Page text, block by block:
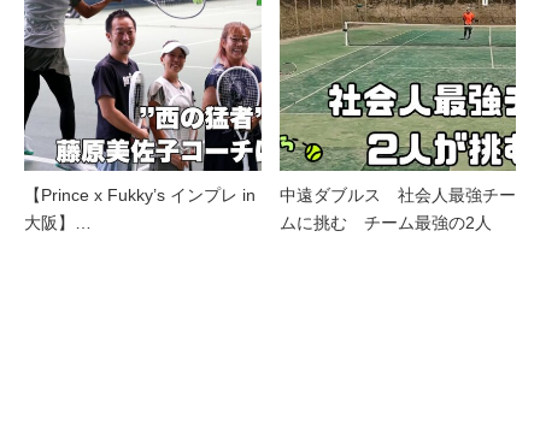
【Prince x Fukky’s インプレ in
大阪】…
中遠ダブルス 社会人最強チー
ムに挑む チーム最強の2人